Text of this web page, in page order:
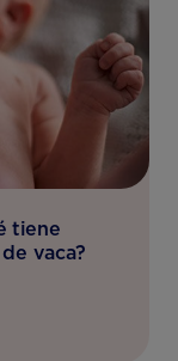
tiene
vaca?